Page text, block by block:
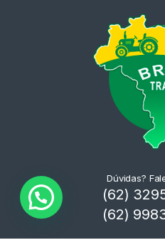
Dúvidas?
(62)
(62)